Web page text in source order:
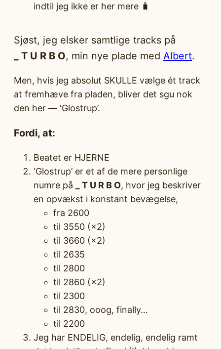
indtil jeg ikke er her mere 🧳
Sjøst, jeg elsker samtlige tracks på
_ T U R B O, min nye plade med Albert.
Men, hvis jeg absolut SKULLE vælge ét track
at fremhæve fra pladen, bliver det sgu nok
den her — ‘Glostrup’.
Fordi, at:
Beatet er HJERNE
‘Glostrup’ er et af de mere personlige
numre på
_ T U R B O, hvor jeg beskriver
en opvækst i konstant bevægelse,
fra 2600
til 3550 (×2)
til 3660 (×2)
til 2635
til 2800
til 2860 (×2)
til 2300
til 2830, ooog, finally…
til 2200
Jeg har ENDELIG, endelig, endelig ramt